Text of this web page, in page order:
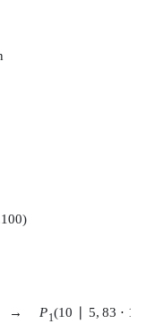
)
→ P1(10 5, 83 ⋅ 10